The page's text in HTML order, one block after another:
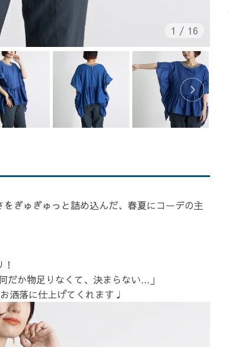
1 / 16
ぎゅぎゅっと詰め込んだ、春夏にコーデの主
か物足りなくて、決まらない...」
洒落に仕上げてくれます♩